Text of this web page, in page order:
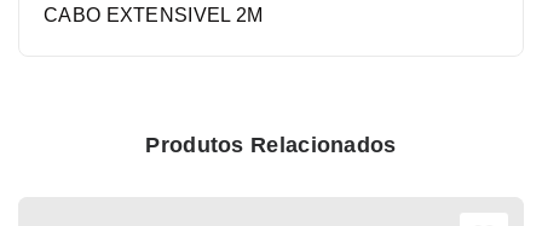
CABO EXTENSIVEL 2M
Produtos Relacionados